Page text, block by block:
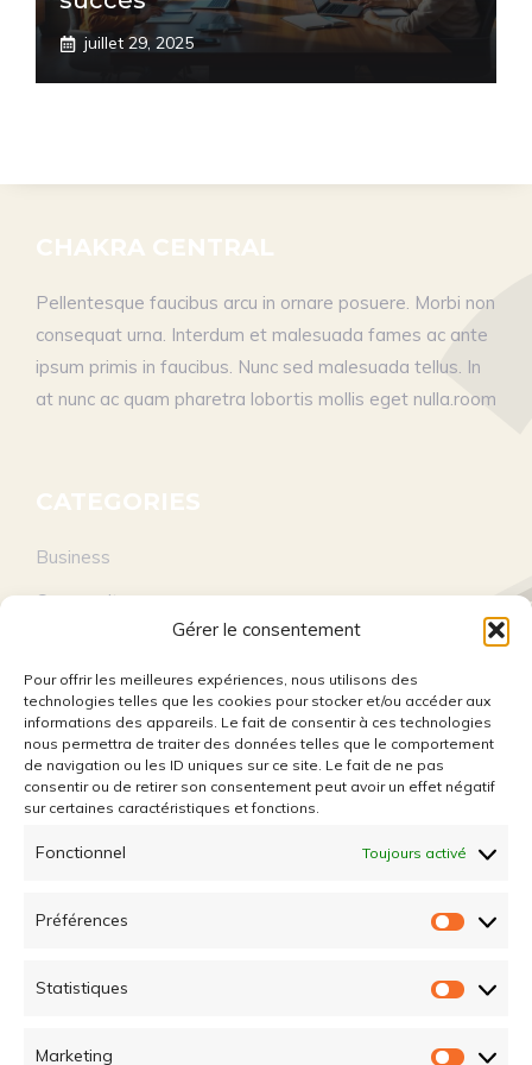
Gérer le consentement
Pour offrir les meilleures expériences, nous utilisons des
technologies telles que les cookies pour stocker et/ou accéder aux
informations des appareils. Le fait de consentir à ces technologies
nous permettra de traiter des données telles que le comportement
de navigation ou les ID uniques sur ce site. Le fait de ne pas
consentir ou de retirer son consentement peut avoir un effet négatif
sur certaines caractéristiques et fonctions.
Fonctionnel Toujours activé
Préférences
Statistiques
Marketing
juillet 29, 2025
CHAKRA CENTRAL
Pellentesque faucibus arcu in ornare posuere. Morbi non
consequat urna. Interdum et malesuada fames ac ante
ipsum primis in faucibus. Nunc sed malesuada tellus. In
at nunc ac quam pharetra lobortis mollis eget nulla.room
CATEGORIES
Business
Community
Entertainment
Lifestyle
Technology
Travel
FOLLOW US